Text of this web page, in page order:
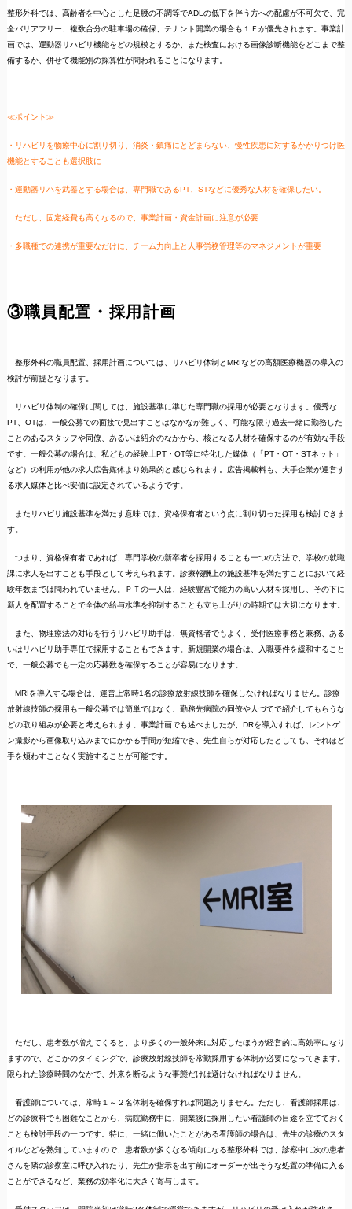
整形外科では、高齢者を中心とした足腰の不調等でADLの低下を伴う方への配慮が不可欠で、完
全バリアフリー、複数台分の駐車場の確保、テナント開業の場合も１Ｆが優先されます。事業計
画では、運動器リハビリ機能をどの規模とするか、また検査における画像診断機能をどこまで整
備するか、併せて機能別の採算性が問われることになります。
≪ポイント≫
・リハビリを物療中心に割り切り、消炎・鎮痛にとどまらない、慢性疾患に対するかかりつけ医
機能とすることも選択肢に
・運動器リハを武器とする場合は、専門職であるPT、STなどに優秀な人材を確保したい。
ただし、固定経費も高くなるので、事業計画・資金計画に注意が必要
・多職種での連携が重要なだけに、チーム力向上と人事労務管理等のマネジメントが重要
③職員配置・採用計画
整形外科の職員配置、採用計画については、リハビリ体制とMRIなどの高額医療機器の導入の
検討が前提となります。
リハビリ体制の確保に関しては、施設基準に準じた専門職の採用が必要となります。優秀な
PT、OTは、一般公募での面接で見出すことはなかなか難しく、可能な限り過去一緒に勤務した
ことのあるスタッフや同僚、あるいは紹介のなかから、核となる人材を確保するのが有効な手段
です。一般公募の場合は、私どもの経験上PT・OT等に特化した媒体（「PT・OT・STネット」
など）の利用が他の求人広告媒体より効果的と感じられます。広告掲載料も、大手企業が運営す
る求人媒体と比べ安価に設定されているようです。
またリハビリ施設基準を満たす意味では、資格保有者という点に割り切った採用も検討できま
す。
つまり、資格保有者であれば、専門学校の新卒者を採用することも一つの方法で、学校の就職
課に求人を出すことも手段として考えられます。診療報酬上の施設基準を満たすことにおいて経
験年数までは問われていません。ＰＴの一人は、経験豊富で能力の高い人材を採用し、その下に
新人を配置することで全体の給与水準を抑制することも立ち上がりの時期では大切になります。
また、物理療法の対応を行うリハビリ助手は、無資格者でもよく、受付医療事務と兼務、ある
いはリハビリ助手専任で採用することもできます。新規開業の場合は、入職要件を緩和すること
で、一般公募でも一定の応募数を確保することが容易になります。
MRIを導入する場合は、運営上常時1名の診療放射線技師を確保しなければなりません。診療
放射線技師の採用も一般公募では簡単ではなく、勤務先病院の同僚や人づてで紹介してもらうな
どの取り組みが必要と考えられます。事業計画でも述べましたが、DRを導入すれば、レントゲ
ン撮影から画像取り込みまでにかかる手間が短縮でき、先生自らが対応したとしても、それほど
手を煩わすことなく実施することが可能です。
ただし、患者数が増えてくると、より多くの一般外来に対応したほうが経営的に高効率になり
ますので、どこかのタイミングで、診療放射線技師を常勤採用する体制が必要になってきます。
限られた診療時間のなかで、外来を断るような事態だけは避けなければなりません。
看護師については、常時１～２名体制を確保すれば問題ありません。ただし、看護師採用は、
どの診療科でも困難なことから、病院勤務中に、開業後に採用したい看護師の目途を立てておく
ことも検討手段の一つです。特に、一緒に働いたことがある看護師の場合は、先生の診療のスタ
イルなどを熟知していますので、患者数が多くなる傾向になる整形外科では、診察中に次の患者
さんを隣の診察室に呼び入れたり、先生が指示を出す前にオーダーが出そうな処置の準備に入る
ことができるなど、業務の効率化に大きく寄与します。